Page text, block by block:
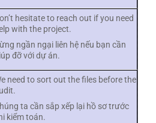
hesitate to reach out if you need
with the project.
ngần ngại liên hệ nếu bạn cần
đỡ với dự án.
need to sort out the files before the
ta cần sắp xếp lại hồ sơ trước
kiểm toán.